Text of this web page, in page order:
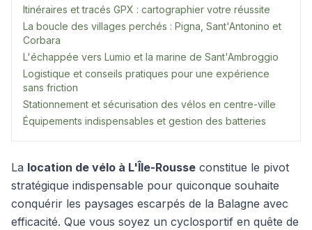
Itinéraires et tracés GPX : cartographier votre réussite
La boucle des villages perchés : Pigna, Sant'Antonino et
Corbara
L'échappée vers Lumio et la marine de Sant'Ambroggio
Logistique et conseils pratiques pour une expérience
sans friction
Stationnement et sécurisation des vélos en centre-ville
Équipements indispensables et gestion des batteries
La location de vélo à L'Île-Rousse constitue le pivot
stratégique indispensable pour quiconque souhaite
conquérir les paysages escarpés de la Balagne avec
efficacité. Que vous soyez un cyclosportif en quête de